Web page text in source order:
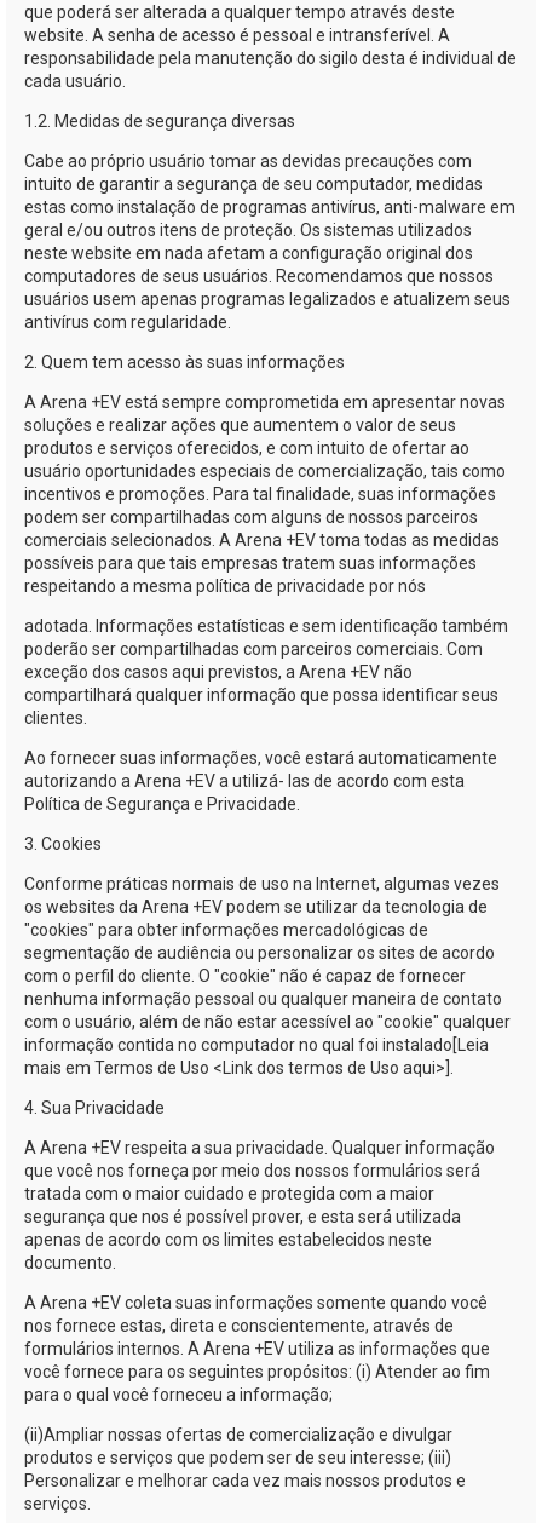
que poderá ser alterada a qualquer tempo através deste
website. A senha de acesso é pessoal e intransferível. A
responsabilidade pela manutenção do sigilo desta é individual de
cada usuário.
1.2. Medidas de segurança diversas
Cabe ao próprio usuário tomar as devidas precauções com
intuito de garantir a segurança de seu computador, medidas
estas como instalação de programas antivírus, anti-malware em
geral e/ou outros itens de proteção. Os sistemas utilizados
neste website em nada afetam a configuração original dos
computadores de seus usuários. Recomendamos que nossos
usuários usem apenas programas legalizados e atualizem seus
antivírus com regularidade.
2. Quem tem acesso às suas informações
A Arena +EVestá sempre comprometida em apresentar novas
soluções e realizar ações que aumentem o valor de seus
produtos e serviços oferecidos, e com intuito de ofertar ao
usuário oportunidades especiais de comercialização, tais como
incentivos e promoções. Para tal finalidade, suas informações
podem ser compartilhadas com alguns de nossos parceiros
comerciais selecionados. A Arena +EVtoma todas as medidas
possíveis para que tais empresas tratem suas informações
respeitando a mesma política de privacidade por nós
adotada. Informações estatísticas e sem identificação também
poderão ser compartilhadas com parceiros comerciais. Com
exceção dos casos aqui previstos, a Arena +EVnão
compartilhará qualquer informação que possa identificar seus
clientes.
Ao fornecer suas informações, você estará automaticamente
autorizando a Arena +EVa utilizá- las de acordo com esta
Política de Segurança e Privacidade.
3. Cookies
Conforme práticas normais de uso na Internet, algumas vezes
os websites da Arena +EVpodem se utilizar da tecnologia de
"cookies" para obter informações mercadológicas de
segmentação de audiência ou personalizar os sites de acordo
com o perfil do cliente. O "cookie" não é capaz de fornecer
nenhuma informação pessoal ou qualquer maneira de contato
com o usuário, além de não estar acessível ao "cookie" qualquer
informação contida no computador no qual foi instalado[Leia
mais em Termos de Uso <Link dos termos de Uso aqui>].
4. Sua Privacidade
A Arena +EVrespeita a sua privacidade. Qualquer informação
que você nos forneça por meio dos nossos formulários será
tratada com o maior cuidado e protegida com a maior
segurança que nos é possível prover, e esta será utilizada
apenas de acordo com os limites estabelecidos neste
documento.
A Arena +EVcoleta suas informações somente quando você
nos fornece estas, direta e conscientemente, através de
formulários internos. A Arena +EVutiliza as informações que
você fornece para os seguintes propósitos: (i) Atender ao fim
para o qual você forneceu a informação;
(ii)Ampliar nossas ofertas de comercialização e divulgar
produtos e serviços que podem ser de seu interesse; (iii)
Personalizar e melhorar cada vez mais nossos produtos e
serviços.